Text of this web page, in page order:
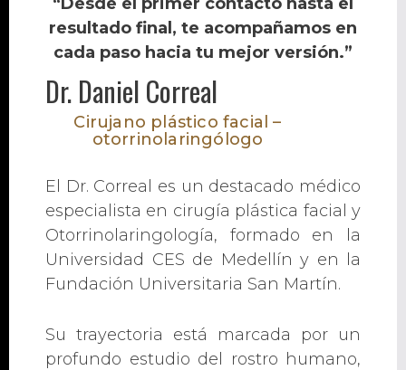
resultado final, te acompañamos en
cada paso hacia tu mejor versión.”
Dr. Daniel Correal
Cirujano plástico facial –
otorrinolaringólogo
El Dr. Correal es un destacado médico
especialista en cirugía plástica facial y
Otorrinolaringología, formado en la
Universidad CES de Medellín y en la
Fundación Universitaria San Martín.
Su trayectoria está marcada por un
profundo estudio del rostro humano,